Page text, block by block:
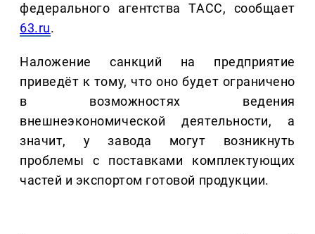
федерального агентства ТАСС, сообщает
63.ru.
Наложение санкций на предприятие
приведёт к тому, что оно будет ограничено
в возможностях ведения
внешнеэкономической деятельности, а
значит, у завода могут возникнуть
проблемы с поставками комплектующих
частей и экспортом готовой продукции.